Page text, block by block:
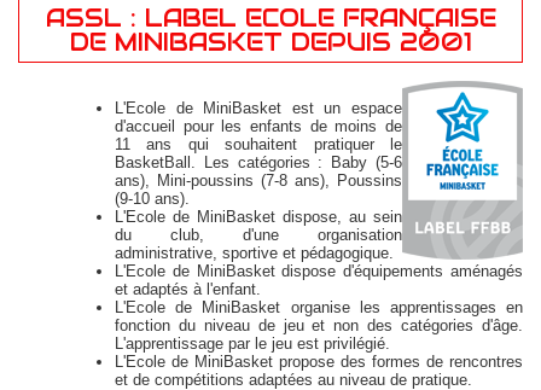
ASSL : LABEL ECOLE FRANÇAISE
DE MINIBASKET DEPUIS 2001
L'Ecole de MiniBasket est un espace
d'accueil pour les enfants de moins de
11 ans qui souhaitent pratiquer le
BasketBall. Les catégories : Baby (5-6
ans), Mini-poussins (7-8 ans), Poussins
(9-10 ans).
L'Ecole de MiniBasket dispose, au sein
du club, d'une organisation
administrative, sportive et pédagogique.
L'Ecole de MiniBasket dispose d'équipements aménagés
et adaptés à l'enfant.
L'Ecole de MiniBasket organise les apprentissages en
fonction du niveau de jeu et non des catégories d'âge.
L'apprentissage par le jeu est privilégié.
L'Ecole de MiniBasket propose des formes de rencontres
et de compétitions adaptées au niveau de pratique.